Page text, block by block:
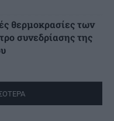
θερμοκρασίες των
συνεδρίασης της